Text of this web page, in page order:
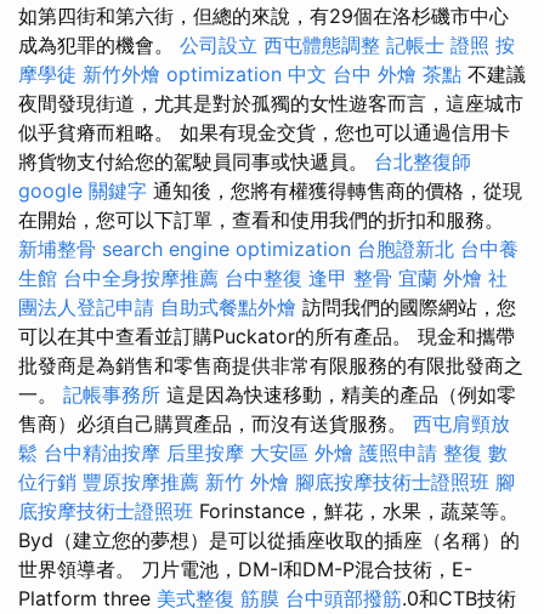
如第四街和第六街，但總的來說，有29個在洛杉磯市中心
成為犯罪的機會。 公司設立 西屯體態調整 記帳士 證照 按
摩學徒 新竹外燴 optimization 中文 台中 外燴 茶點 不建議
夜間發現街道，尤其是對於孤獨的女性遊客而言，這座城市
似乎貧瘠而粗略。 如果有現金交貨，您也可以通過信用卡
將貨物支付給您的駕駛員同事或快遞員。 台北整復師
google 關鍵字 通知後，您將有權獲得轉售商的價格，從現
在開始，您可以下訂單，查看和使用我們的折扣和服務。
新埔整骨 search engine optimization 台胞證新北 台中養
生館 台中全身按摩推薦 台中整復 逢甲 整骨 宜蘭 外燴 社
團法人登記申請 自助式餐點外燴 訪問我們的國際網站，您
可以在其中查看並訂購Puckator的所有產品。 現金和攜帶
批發商是為銷售和零售商提供非常有限服務的有限批發商之
一。 記帳事務所 這是因為快速移動，精美的產品（例如零
售商）必須自己購買產品，而沒有送貨服務。 西屯肩頸放
鬆 台中精油按摩 后里按摩 大安區 外燴 護照申請 整復 數
位行銷 豐原按摩推薦 新竹 外燴 腳底按摩技術士證照班 腳
底按摩技術士證照班 Forinstance，鮮花，水果，蔬菜等。
Byd（建立您的夢想）是可以從插座收取的插座（名稱）的
世界領導者。 刀片電池，DM-I和DM-P混合技術，E-
Platform three 美式整復 筋膜 台中頭部撥筋.0和CTB技術